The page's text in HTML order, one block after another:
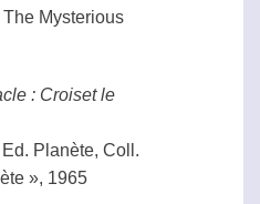
Mysterious
: Croiset le
Planète, Coll.
», 1965